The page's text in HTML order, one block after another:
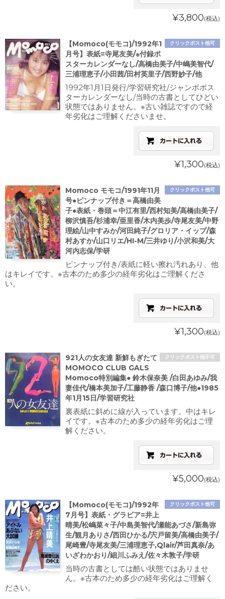
¥3,800(税込)
クリックポスト他可
【Momoco(モモコ)/1992年1
月号】表紙=寺尾友美/※付録ポ
スターカレンダーなし/高橋由美子/中嶋美智代/
三浦理恵子/小田茜/田村英里子/西野妙子/他
1992年1月1日発行/学習研究社/ジャンボポス
ターカレンダーなし/当時の古書としてひどい
状態ではありません。※古い雑誌ですので経
年劣化はご理解くださいませ。
¥1,300(税込)
クリックポスト他可
Momoco モモコ/1991年11月
号●ピンナップ付き＝高橋由美
子●表紙・巻頭＝中江有里/西村知美/高橋由美子/
柳沢慎吾/杉浦幸/亜里香/木内美歩/寺尾友美/中野
理絵/山中すみか/河田純子/グロリア・イップ/森
村あすか/山口リエ/HI-M/三井ゆり/小沢和美/大
河内志保/学研
ピンナップ付き/表紙に軽い擦れ汚れあり、他
はキレイです。※古本のため多少の経年劣化はご理解くださ
い。
¥1,300(税込)
クリックポスト他不可
921人の女友達 新鮮もぎたて
MOMOCO CLUB GALS
Momoco特別編集● 鈴木保奈美 /白田あゆみ/我
妻佳代/橋本美加子/工藤静香 /森口博子/他●1985
年1月15日/学習研究社
裏表紙に斜めに線が入っています。中はキレ
イです。※古本のため多少の経年劣化はご理
解ください。
¥5,000(税込)
クリックポスト他可
【Momoco(モモコ)/1992年
7月号】表紙・グラビア=井上
晴美/松嶋菜々子/中島美智代/瀬能あづさ/新島弥
生/観月ありさ/西田ひかる/宍戸留美/高橋由美子/
尾崎豊/寺尾友美/三浦理恵子,Qlair/芦田真奈/あ
いざわかおり/細川ふみえ/佐々木敦子/学研
当時の古書としては酷い状態ではありませ
ん。※古本のため多少の経年劣化はご理解く
ださい。